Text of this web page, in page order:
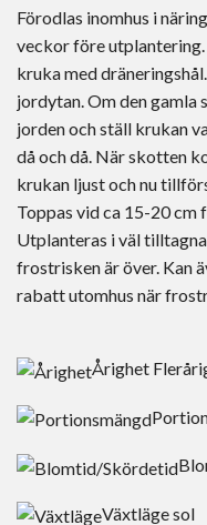
Förodlas inomhus i
veckor före
kruka med
jordytan. Om den gamla
jorden och ställ krukan
då och då. När skotten
krukan ljust och nu
Toppas vid ca 15-20 cm
Utplanteras i väl
frostrisken är över. Kan
rabatt utomhus när
Årighet
Växtlägesol